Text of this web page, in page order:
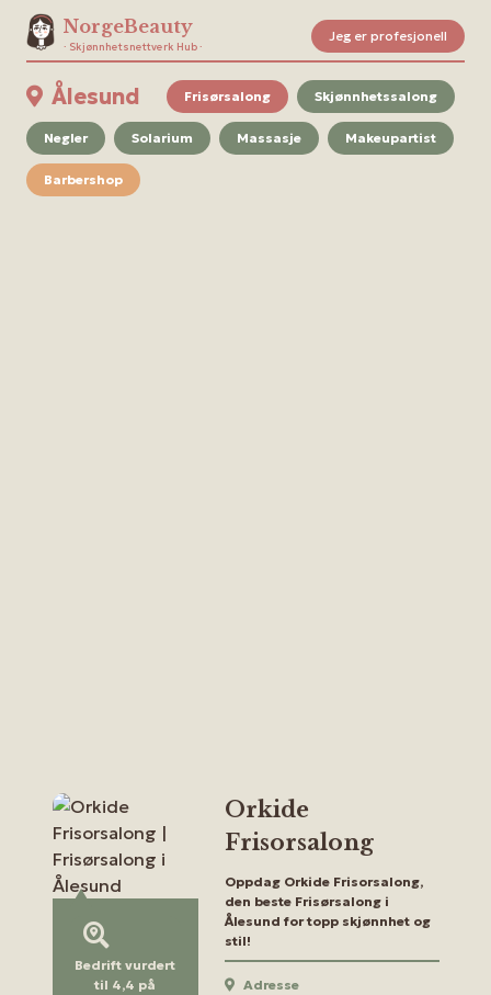
NorgeBeauty
· Skjønnhetsnettverk Hub ·
Jeg er profesjonell
Ålesund Frisørsalong Skjønnhetssalong
Negler Solarium Massasje Makeupartist
Barbershop
Bedrift vurdert
til 4,4 på
Orkide
Frisorsalong
Oppdag Orkide Frisorsalong,
den beste Frisørsalong i
Ålesund for topp skjønnhet og
stil!
Adresse